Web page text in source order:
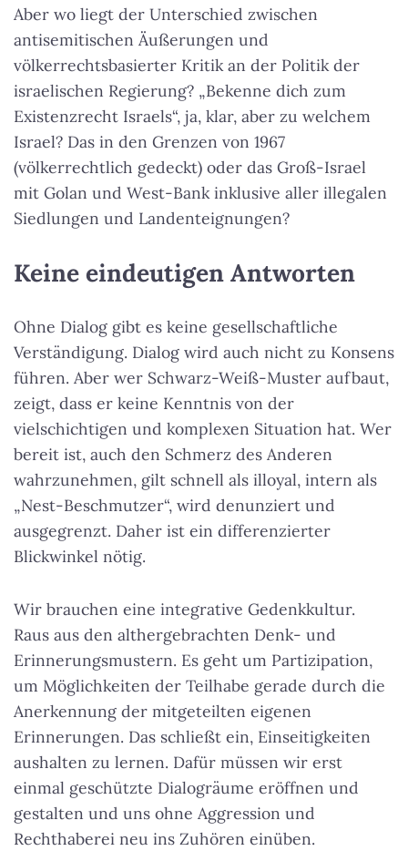
Aber wo liegt der Unterschied zwischen
antisemitischen Äußerungen und
völkerrechtsbasierter Kritik an der Politik der
israelischen Regierung? „Bekenne dich zum
Existenzrecht Israels“, ja, klar, aber zu welchem
Israel? Das in den Grenzen von 1967
(völkerrechtlich gedeckt) oder das Groß-Israel
mit Golan und West-Bank inklusive aller illegalen
Siedlungen und Landenteignungen?
Keine eindeutigen Antworten
Ohne Dialog gibt es keine gesellschaftliche
Verständigung. Dialog wird auch nicht zu Konsens
führen. Aber wer Schwarz-Weiß-Muster aufbaut,
zeigt, dass er keine Kenntnis von der
vielschichtigen und komplexen Situation hat. Wer
bereit ist, auch den Schmerz des Anderen
wahrzunehmen, gilt schnell als illoyal, intern als
„Nest-Beschmutzer“, wird denunziert und
ausgegrenzt. Daher ist ein differenzierter
Blickwinkel nötig.
Wir brauchen eine integrative Gedenkkultur.
Raus aus den althergebrachten Denk- und
Erinnerungsmustern. Es geht um Partizipation,
um Möglichkeiten der Teilhabe gerade durch die
Anerkennung der mitgeteilten eigenen
Erinnerungen. Das schließt ein, Einseitigkeiten
aushalten zu lernen. Dafür müssen wir erst
einmal geschützte Dialogräume eröffnen und
gestalten und uns ohne Aggression und
Rechthaberei neu ins Zuhören einüben.